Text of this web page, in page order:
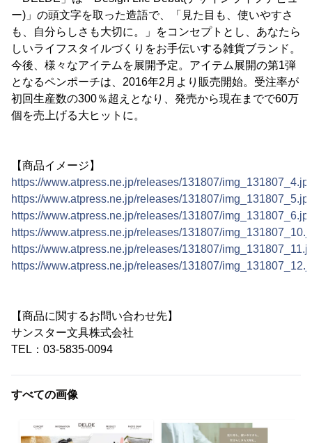
ー)」の頭文字を取った造語で、「見た目も、使いやすさ
も、自分らしさも大切に。」をコンセプトとし、あなたら
しいライフスタイルづくりをお手伝いする雑貨ブランド。
今後、様々なアイテムを展開予定。アイテム展開の第1弾
となるペンポーチは、2016年2月より販売開始。受注率が
初回生産数の300％超えとなり、発売から現在までで60万
個を売上げる大ヒットに。
【商品イメージ】
https://www.atpress.ne.jp/releases/131807/
https://www.atpress.ne.jp/releases/131807/
https://www.atpress.ne.jp/releases/131807/
https://www.atpress.ne.jp/releases/131807/
https://www.atpress.ne.jp/releases/131807/
https://www.atpress.ne.jp/releases/131807/
【商品に関するお問い合わせ先】
サンスター文具株式会社
TEL：03-5835-0094
すべての画像